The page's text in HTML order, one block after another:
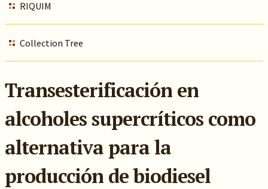
RIQUIM
Collection Tree
Transesterificación en
alcoholes supercríticos como
alternativa para la
producción de biodiesel